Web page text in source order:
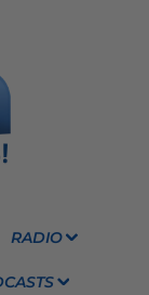
RADIO